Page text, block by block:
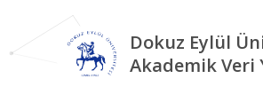
Dokuz Eylül
Akademik Veri